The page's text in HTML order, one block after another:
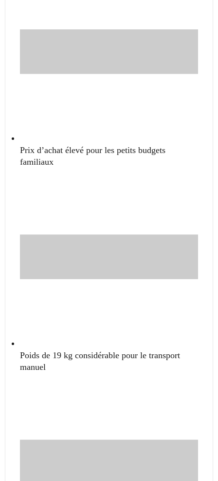
Prix d’achat élevé pour les petits budgets
familiaux
Poids de 19 kg considérable pour le transport
manuel